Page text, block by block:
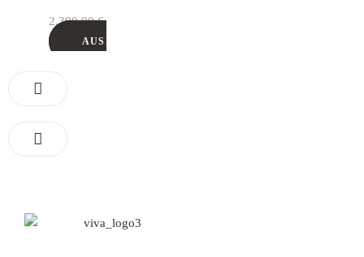
2.390,00€
AUSFÜHRUNG WÄHLEN